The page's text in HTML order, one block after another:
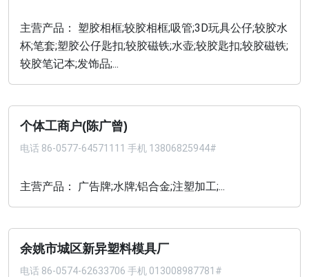
主营产品： 塑胶相框;较胶相框;吸管;3D玩具公仔;较胶水
杯;笔套;塑胶公仔匙扣;较胶磁铁;水壶;较胶匙扣;较胶磁铁;
较胶笔记本;发饰品;...
个体工商户(陈广曾)
电话 86-0577-64571111 手机 13806825944#
主营产品： 广告牌;水牌;铝合金;注塑加工;...
余姚市城区新异塑料模具厂
电话 86-0574-62633706 手机 013008987781#